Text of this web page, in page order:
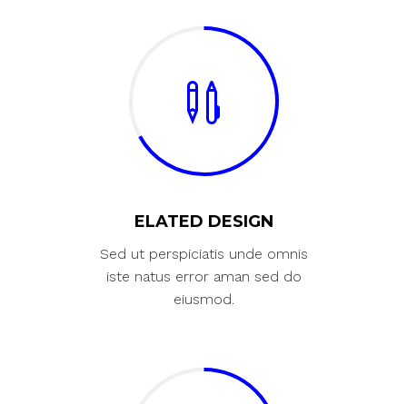
ELATED DESIGN
Sed ut perspiciatis unde omnis
iste natus error aman sed do
eiusmod.